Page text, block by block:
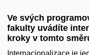
Ve svých
fakulty uvádíte
kroky v tomto
Internacionalizace je